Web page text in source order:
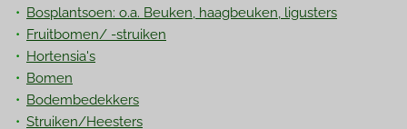
Bosplantsoen: o.a. Beuken, haagbeuken, ligusters
Fruitbomen/ -struiken
Hortensia's
Bomen
Bodembedekkers
Struiken/Heesters